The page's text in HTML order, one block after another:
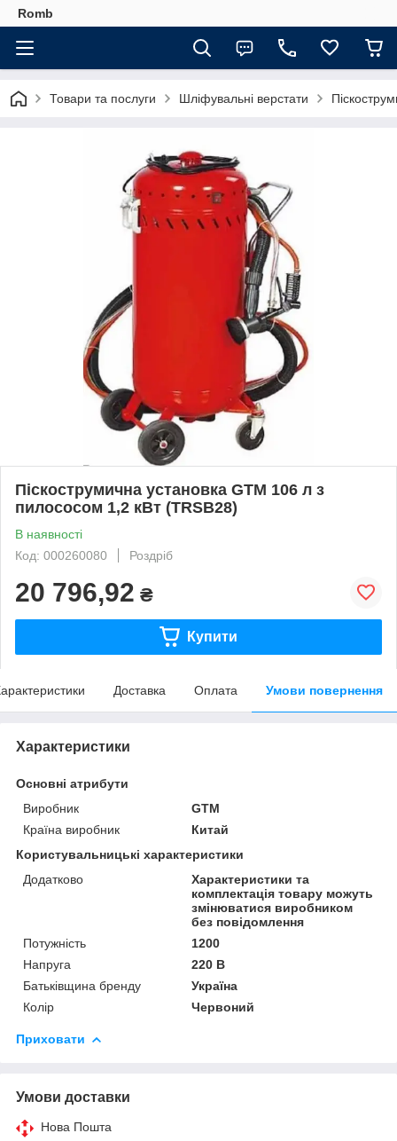
Romb
Товари та послуги Шліфувальні верстати
Піскострумична установка GTM 106 л з
пилососом 1,2 кВт (TRSB28)
В наявності
Код: 000260080
Роздріб
20 796,92 ₴
Купити
Доставка Оплата Умови повернення
Характеристики
Основні атрибути
Виробник
GTM
Країна виробник
Китай
Користувальницькі характеристики
Додатково
Характеристики та
комплектація товару можуть
змінюватися виробником
без повідомлення
Потужність
1200
Напруга
220 В
Батьківщина бренду
Україна
Колір
Червоний
Приховати
Умови доставки
Нова Пошта